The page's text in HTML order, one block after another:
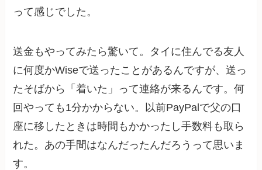
って感じでした。
送金もやってみたら驚いて。タイに住んでる友人
に何度かWiseで送ったことがあるんですが、送っ
たそばから「着いた」って連絡が来るんです。何
回やっても1分かからない。以前PayPalで父の口
座に移したときは時間もかかったし手数料も取ら
れた。あの手間はなんだったんだろうって思いま
す。